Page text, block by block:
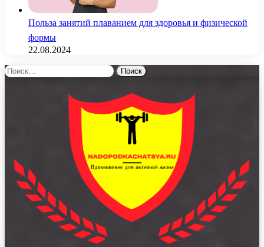
Польза занятий плаванием для здоровья и физической
формы
22.08.2024
Найти: